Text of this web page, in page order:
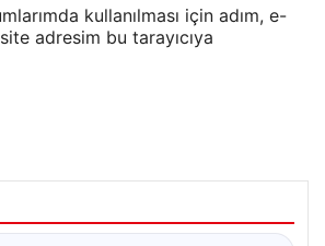
kullanılması için adım, e-
adresim bu tarayıcıya